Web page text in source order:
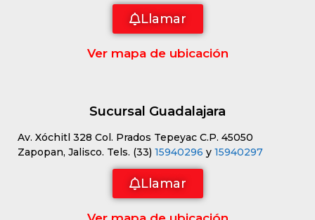
Llamar
Ver mapa de ubicación
Sucursal Guadalajara
Av. Xóchitl 328 Col. Prados Tepeyac C.P. 45050
Zapopan, Jalisco. Tels. (33) 15940296 y 15940297
Llamar